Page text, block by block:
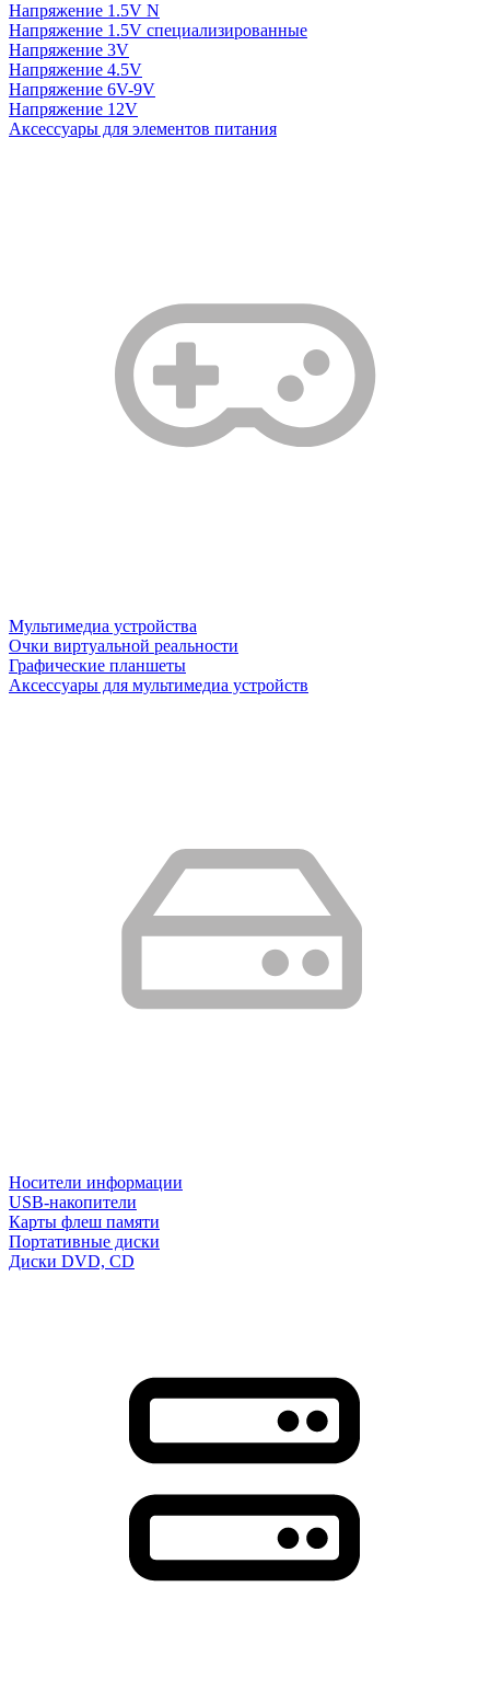
Напряжение 1.5V N
Напряжение 1.5V специализированные
Напряжение 3V
Напряжение 4.5V
Напряжение 6V-9V
Напряжение 12V
Аксессуары для элементов питания
Мультимедиа устройства
Очки виртуальной реальности
Графические планшеты
Аксессуары для мультимедиа устройств
Носители информации
USB-накопители
Карты флеш памяти
Портативные диски
Диски DVD, CD